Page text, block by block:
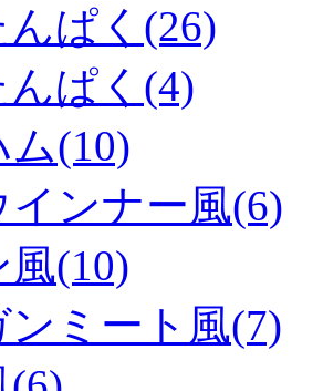
ぱく(26)
ぱく(4)
(10)
ンナー風(6)
(10)
ンミート風(7)